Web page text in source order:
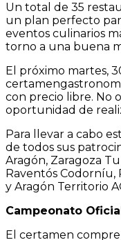
Un total de 35
un plan perfecto
eventos culinarios
torno a una buena
El próximo martes,
con precio libre. No
oportunidad de
Para llevar a cabo
de todos sus
Aragón, Zaragoza
Raventós Codorníu,
y Aragón Territorio
Campeonato Oficial
El certamen